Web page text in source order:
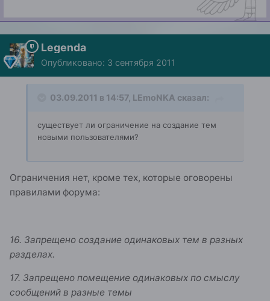
Legenda
Опубликовано: 3 сентября 2011
03.09.2011 в 14:57, LEmoNKA сказал:
существует ли ограничение на создание тем
новыми пользователями?
Ограничения нет, кроме тех, которые оговорены
правилами форума:
16. Запрещено создание одинаковых тем в разных
разделах.
17. Запрещено помещение одинаковых по смыслу
сообщений в разные темы